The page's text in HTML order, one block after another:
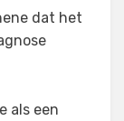
dat het
als een